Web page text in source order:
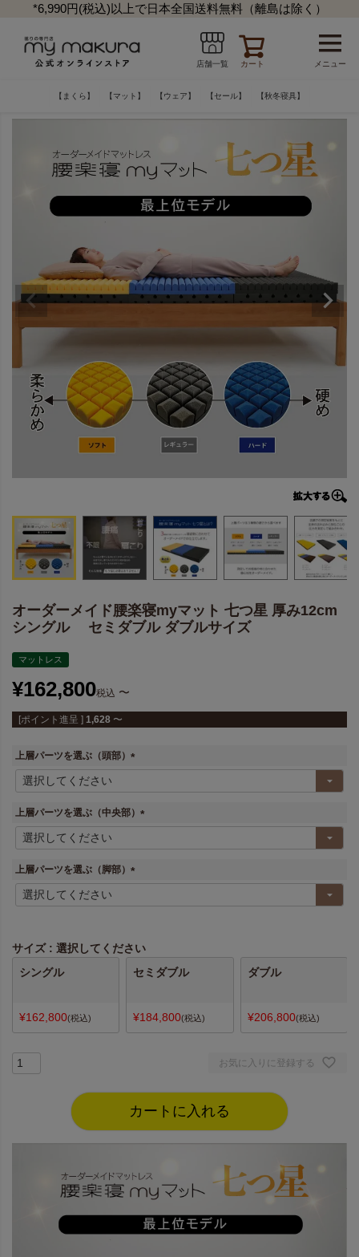
*6,990円(税込)以上で日本全国送料無料（離島は除く）
店舗一覧 カート メニュー
【まくら】 【マット】 【ウェア】 【セール】 【秋冬寝具】
オーダーメイド腰楽寝myマット 七つ星 厚み12cm
シングル セミダブル ダブルサイズ
マットレス
¥162,800税込 〜
[ポイント進呈 ] 1,628 〜
上層パーツを選ぶ（頭部）
(
)
上層パーツを選ぶ（中央部）
(
上層パーツを選ぶ（脚部）
(
サイズ
選択してください
シングル
¥162,800 税込
セミダブル
¥184,800 税込
ダブル
¥206,800 税込
お気に入りに登録する
カートに入れる